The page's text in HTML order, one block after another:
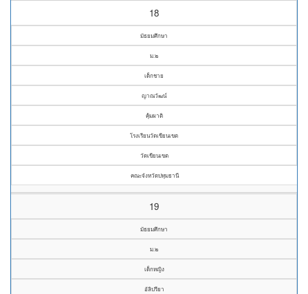
18
มัธยมศึกษา
ม.๒
เด็กชาย
ญาณวัฒน์
คุ้มผาติ
โรงเรียนวัดเขียนเขต
วัดเขียนเขต
คณะจังหวัดปทุมธานี
19
มัธยมศึกษา
ม.๒
เด็กหญิง
อัลิปรียา